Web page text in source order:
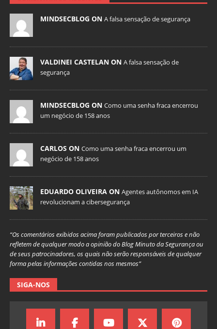
MINDSECBLOG ON A falsa sensação de segurança
VALDINEI CASTELAN ON A falsa sensação de
segurança
MINDSECBLOG ON Como uma senha fraca encerrou
um negócio de 158 anos
CARLOS ON Como uma senha fraca encerrou um
negócio de 158 anos
EDUARDO OLIVEIRA ON Agentes autônomos em IA
revolucionam a cibersegurança
“Os comentários exibidos acima foram publicados por terceiros e não
refletem de qualquer modo a opinião do Blog Minuto da Segurança ou
de seus patrocinadores, os quais não serão responsáveis de qualquer
forma pelas informações contidas nos mesmos”
SIGA-NOS